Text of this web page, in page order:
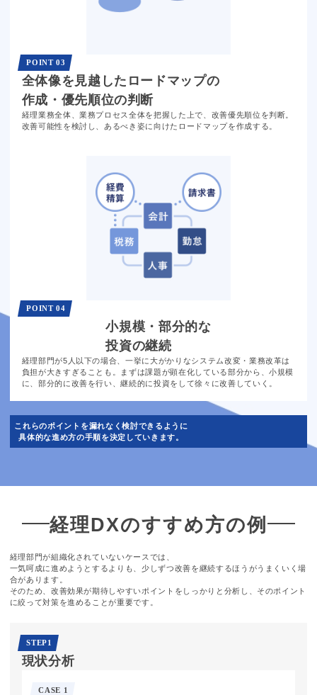
POINT 03
全体像を見越した ロードマップの
作成 ・優先順位の判断
経理業務全体、業務プロセス全体を把握した上で、改善優先順位を判断。
改善可能性を検討し、あるべき姿に向けたロードマップを作成する。
POINT 04
小規模・ 部分的な
投資の継続
経理部門が5人以下の場合、一挙に大がかりなシステム改変・業務改革は
負担が大きすぎることも。まずは課題が顕在化している部分から、小規模
に、部分的に改善を行い、継続的に投資をして徐々に改善していく。
これらのポイントを漏れなく検討できるように
具体的な進め方の手順を決定していきます。
経理DXのすすめ方の例
経理部門が組織化されていないケースでは、
一気呵成に進めようとするよりも、少しずつ改善を継続するほうがうまくいく場
合があります。
そのため、改善効果が期待しやすいポイントをしっかりと分析し、そのポイント
に絞って対策を進めることが重要です。
STEP1
現状分析
CASE 1